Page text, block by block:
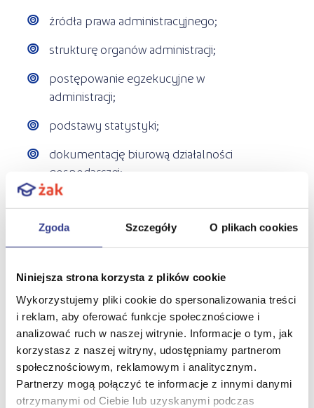
Zgoda Szczegóły O plikach cookies
Niniejsza strona korzysta z plików cookie
Wykorzystujemy pliki cookie do spersonalizowania treści
i reklam, aby oferować funkcje społecznościowe i
analizować ruch w naszej witrynie. Informacje o tym, jak
korzystasz z naszej witryny, udostępniamy partnerom
społecznościowym, reklamowym i analitycznym.
Partnerzy mogą połączyć te informacje z innymi danymi
otrzymanymi od Ciebie lub uzyskanymi podczas
źródła prawa administracyjnego;
strukturę organów administracji;
postępowanie egzekucyjne w
administracji;
podstawy statystyki;
dokumentację biurową działalności
gospodarczej;
organizację pracy biura;
redagowanie i przechowywanie
dokumentów.
Po 2 latach nauki podejdziesz do egzaminu
zawodowego z kwalifikacji:Obsługa klienta w
jednostkach administracji (EKA.01.)
Czy warto zostać technikiem
administracji?